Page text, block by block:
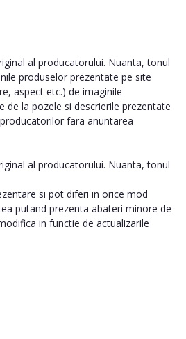
al producatorului. Nuanta, tonul
produselor prezentate pe site
aspect etc.) de imaginile
la pozele si descrierile prezentate
fara anuntarea
al producatorului. Nuanta, tonul
si pot diferi in orice mod
putand prezenta abateri minore de
in functie de actualizarile